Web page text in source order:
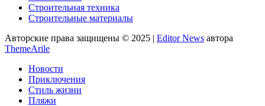
Строительная техника
Строительные материалы
Авторские права защищены © 2025 | Editor News автора
ThemeArile
Новости
Приключения
Стиль жизни
Пляжи